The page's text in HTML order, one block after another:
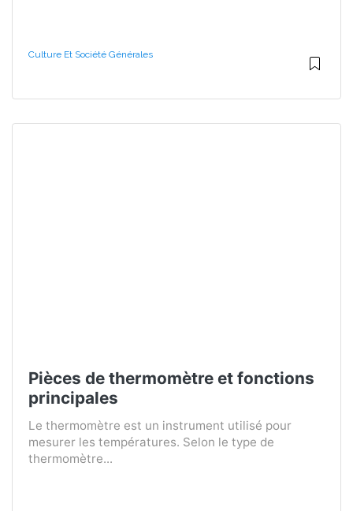
Culture Et Société Générales
Pièces de thermomètre et fonctions
principales
Le thermomètre est un instrument utilisé pour
mesurer les températures. Selon le type de
thermomètre...